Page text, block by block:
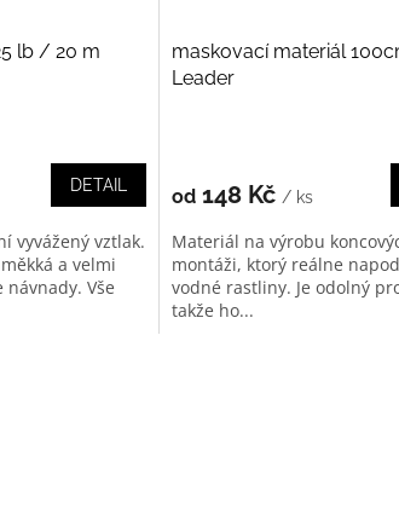
lb / 20 m
DETAIL
vyvážený vztlak.
a velmi
Vše
maskovací materiál
Leader
od148 Kč / ks
Materiál na výrobu
montáži, ktorý reálne
vodné rastliny. Je odolný
takže ho...